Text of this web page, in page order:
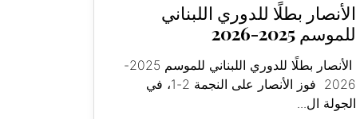
الأنصار بطلًا للدوري اللبناني
للموسم 2025-2026
الأنصار بطلًا للدوري اللبناني للموسم 2025-
2026 فوز الأنصار على النجمة 2-1، في
الجولة ال...